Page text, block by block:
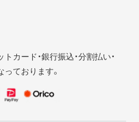
カード・銀行振込・分割払い・
ております。